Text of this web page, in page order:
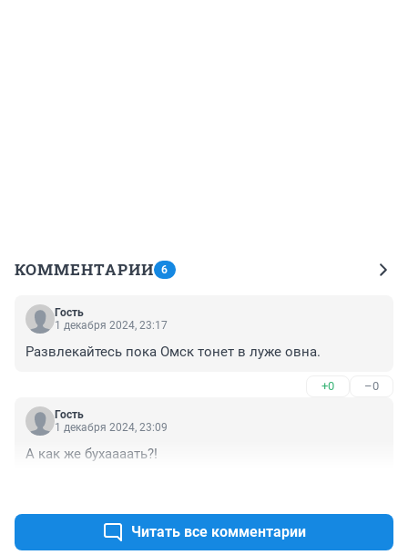
КОММЕНТАРИИ 6
Гость
1 декабря 2024, 23:17
Развлекайтесь пока Омск тонет в луже овна.
+0 –0
Гость
1 декабря 2024, 23:09
А как же бухаааать?!
Читать все комментарии